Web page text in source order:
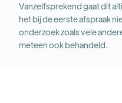
Vanzelfsprekend gaat dit
het bij de eerste afspraak
onderzoek zoals vele
meteen ook behandeld.